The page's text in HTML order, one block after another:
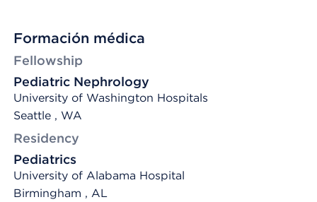
Formación médica
Fellowship
Pediatric Nephrology
University of Washington Hospitals
Seattle , WA
Residency
Pediatrics
University of Alabama Hospital
Birmingham , AL